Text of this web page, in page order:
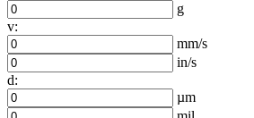
g
v:
mm/s
in/s
d:
µm